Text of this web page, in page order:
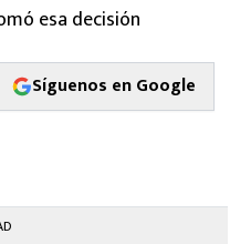
esa decisión
Síguenos en Google